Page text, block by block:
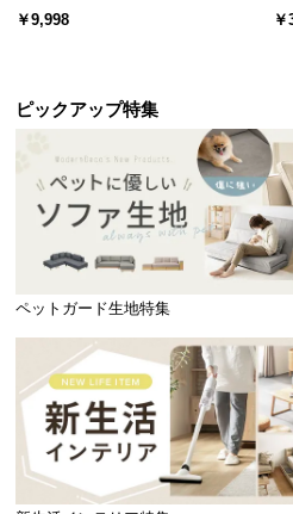
ード 木目/石目調 オープン収納・
引き出し収納付き
￥9,998
ピックアップ特集
ペットガード生地特集